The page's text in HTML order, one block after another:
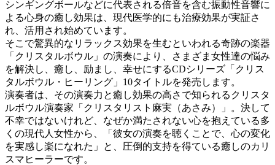
シンギングボールなどに代表される倍音を含む振動性音響に
よる心身の癒し効果は、現代医学的にも治療効果が実証さ
れ、活用され始めています。
そこで驚異的なリラックス効果を生むといわれる奇跡の楽器
「クリスタルボウル」の演奏により、さまざま女性達の悩み
を解決し、癒し、励まし、幸せにするCDシリーズ「クリス
タルボウル・ヒーリング」10タイトルを発売します。
演奏者は、その演奏力と癒し効果の高さで知られるクリスタ
ルボウル演奏家「クリスタリスト麻実（あさみ）」。決して
不幸ではないけれど、なぜか満たされない心を抱えている多
くの現代人女性から、「彼女の演奏を聴くことで、心の変化
を実感し楽になれた」と、圧倒的支持を得ている癒しのカリ
スマヒーラーです。